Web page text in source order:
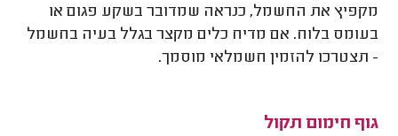
מקפיץ את החשמל, כנראה שמדובר בשקע פגום או
בעומס בלוח. אם מדיח כלים מקצר בגלל בעיה בחשמל
- תצטרכו להזמין חשמלאי מוסמך.
גוף חימום תקול